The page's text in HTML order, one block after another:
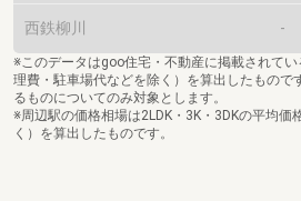
西鉄柳川 -
※このデータはgoo住宅・不動産に掲載されて
理費・駐車場代などを除く）を算出したもので
るものについてのみ対象とします。
※周辺駅の価格相場は2LDK・3K・3DKの平均価
く）を算出したものです。